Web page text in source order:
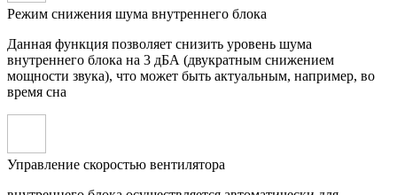
Режим снижения шума внутреннего блока
Данная функция позволяет снизить уровень шума
внутреннего блока на 3 дБА (двукратным снижением
мощности звука), что может быть актуальным, например, во
время сна
Управление скоростью вентилятора